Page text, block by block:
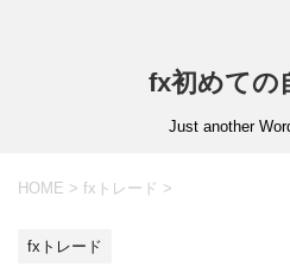
fx初めての
Just another
HOME > fxトレード >
fxトレード